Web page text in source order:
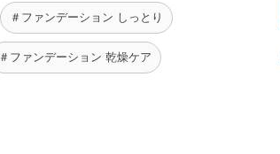
＃ファンデーション しっとり
＃ファンデーション 乾燥ケア